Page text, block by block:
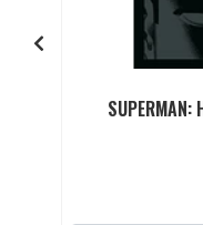
SUPERMAN: